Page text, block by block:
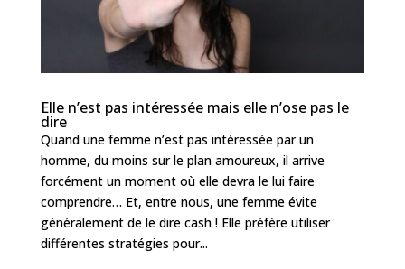
Elle n’est pas intéressée mais elle n’ose pas le
dire
Quand une femme n’est pas intéressée par un
homme, du moins sur le plan amoureux, il arrive
forcément un moment où elle devra le lui faire
comprendre… Et, entre nous, une femme évite
généralement de le dire cash ! Elle préfère utiliser
différentes stratégies pour...